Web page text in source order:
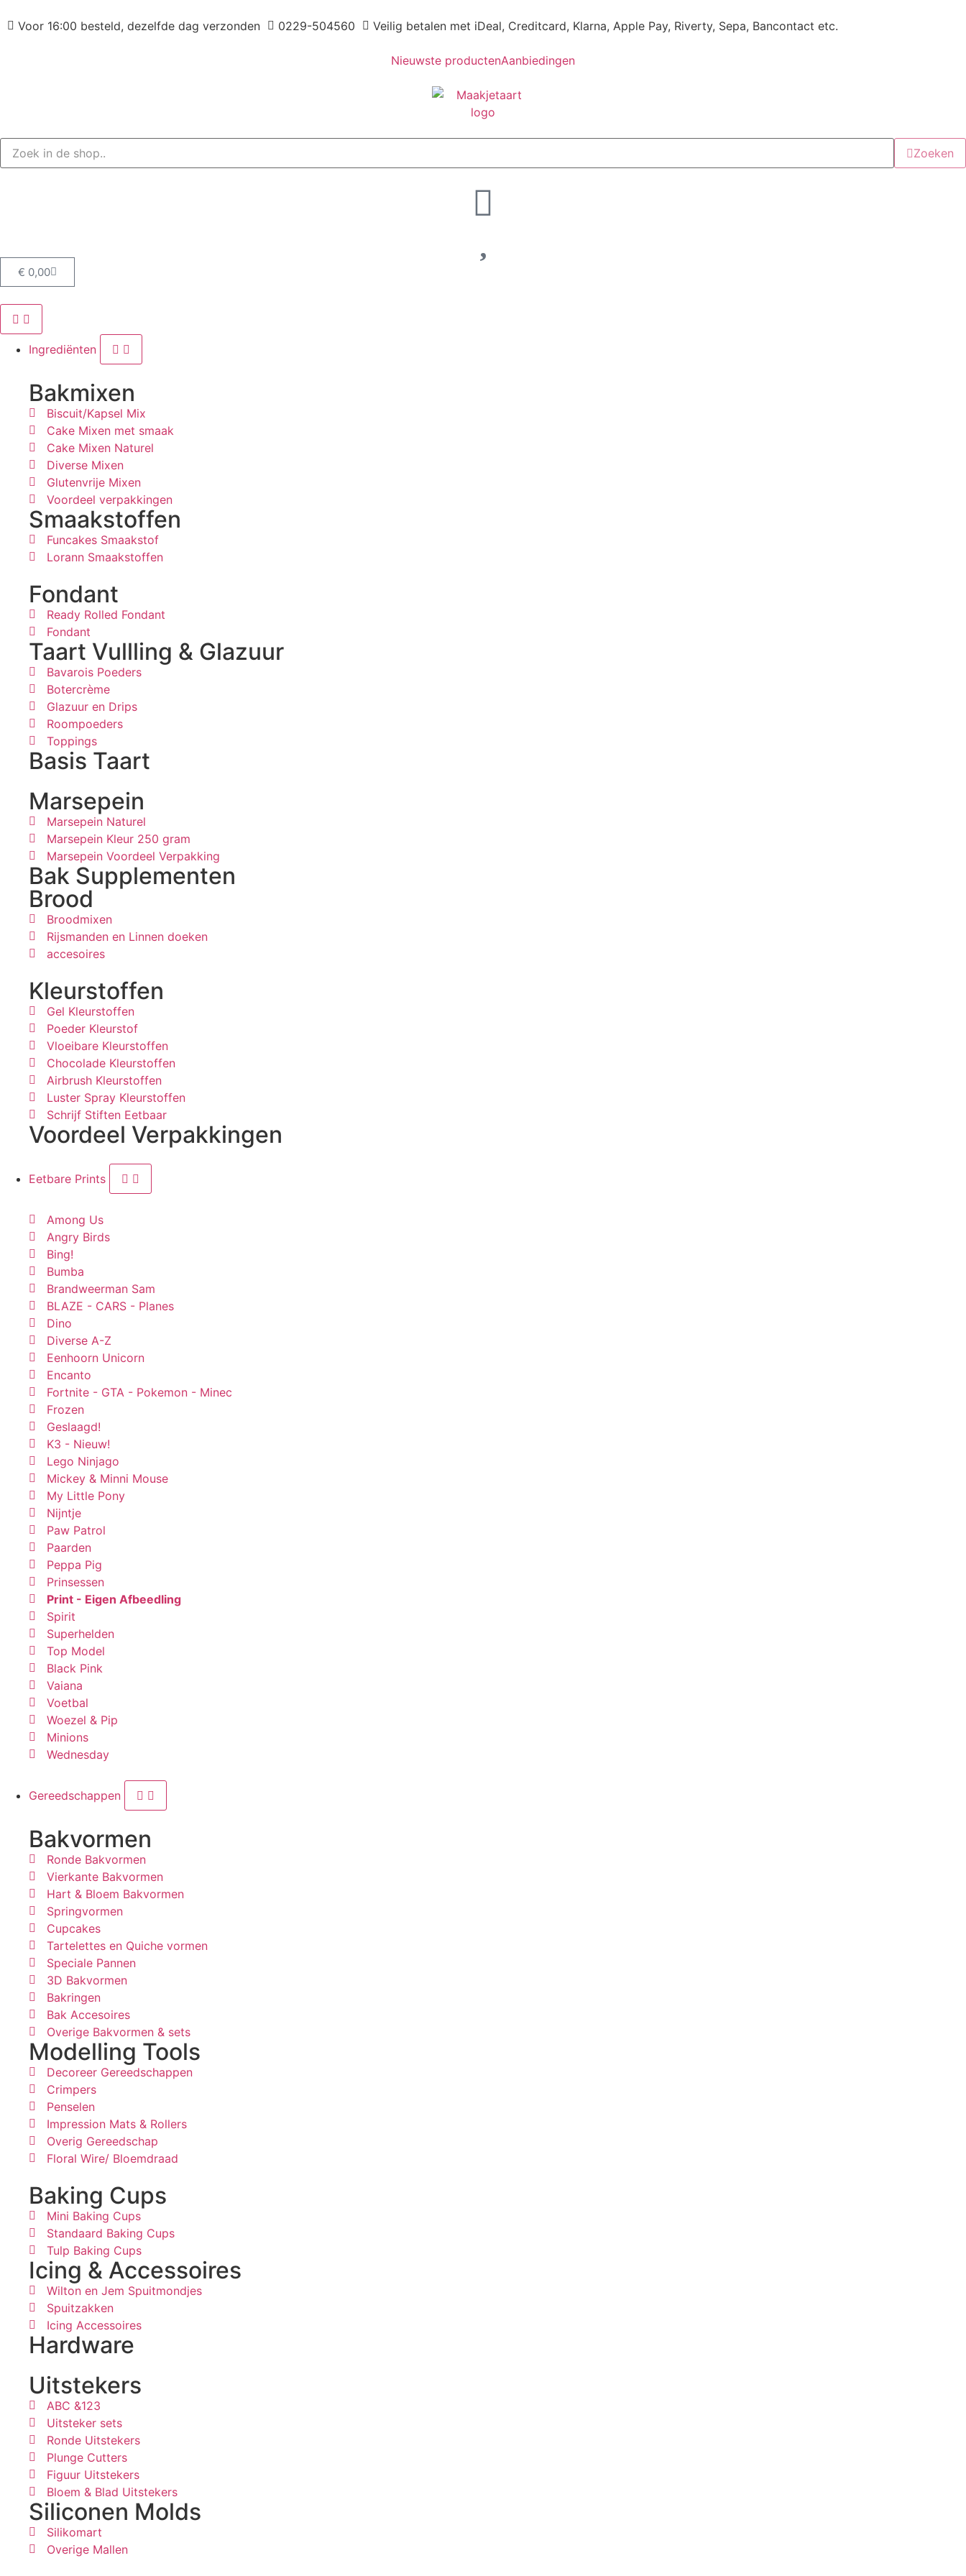
Voor 16:00 besteld, dezelfde dag verzonden 0229-504560 Veilig betalen met iDeal, Creditcard, Klarna, Apple Pay, Riverty, Sepa, Bancontact etc.
Nieuwste productenAanbiedingen
Zoeken
€ 0,00
Ingrediënten
Bakmixen
Biscuit/Kapsel Mix
Cake Mixen met smaak
Cake Mixen Naturel
Diverse Mixen
Glutenvrije Mixen
Voordeel verpakkingen
Smaakstoffen
Funcakes Smaakstof
Lorann Smaakstoffen
Fondant
Ready Rolled Fondant
Fondant
Taart Vullling & Glazuur
Bavarois Poeders
Botercrème
Glazuur en Drips
Roompoeders
Toppings
Basis Taart
Marsepein
Marsepein Naturel
Marsepein Kleur 250 gram
Marsepein Voordeel Verpakking
Bak Supplementen
Brood
Broodmixen
Rijsmanden en Linnen doeken
accesoires
Kleurstoffen
Gel Kleurstoffen
Poeder Kleurstof
Vloeibare Kleurstoffen
Chocolade Kleurstoffen
Airbrush Kleurstoffen
Luster Spray Kleurstoffen
Schrijf Stiften Eetbaar
Voordeel Verpakkingen
Eetbare Prints
Among Us
Angry Birds
Bing!
Bumba
Brandweerman Sam
BLAZE - CARS - Planes
Dino
Diverse A-Z
Eenhoorn Unicorn
Encanto
Fortnite - GTA - Pokemon - Minec
Frozen
Geslaagd!
K3 - Nieuw!
Lego Ninjago
Mickey & Minni Mouse
My Little Pony
Nijntje
Paw Patrol
Paarden
Peppa Pig
Prinsessen
Print - Eigen Afbeedling
Spirit
Superhelden
Top Model
Black Pink
Vaiana
Voetbal
Woezel & Pip
Minions
Wednesday
Gereedschappen
Bakvormen
Ronde Bakvormen
Vierkante Bakvormen
Hart & Bloem Bakvormen
Springvormen
Cupcakes
Tartelettes en Quiche vormen
Speciale Pannen
3D Bakvormen
Bakringen
Bak Accesoires
Overige Bakvormen & sets
Modelling Tools
Decoreer Gereedschappen
Crimpers
Penselen
Impression Mats & Rollers
Overig Gereedschap
Floral Wire/ Bloemdraad
Baking Cups
Mini Baking Cups
Standaard Baking Cups
Tulp Baking Cups
Icing & Accessoires
Wilton en Jem Spuitmondjes
Spuitzakken
Icing Accessoires
Hardware
Uitstekers
ABC &123
Uitsteker sets
Ronde Uitstekers
Plunge Cutters
Figuur Uitstekers
Bloem & Blad Uitstekers
Siliconen Molds
Silikomart
Overige Mallen